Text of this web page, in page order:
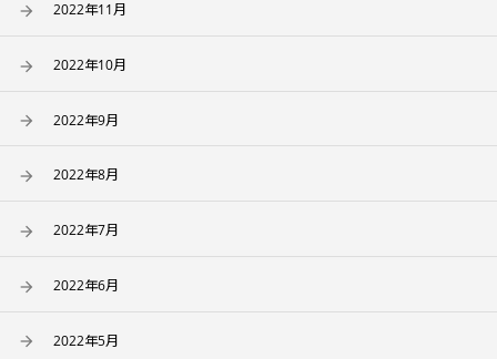
2022年11月
2022年10月
2022年9月
2022年8月
2022年7月
2022年6月
2022年5月